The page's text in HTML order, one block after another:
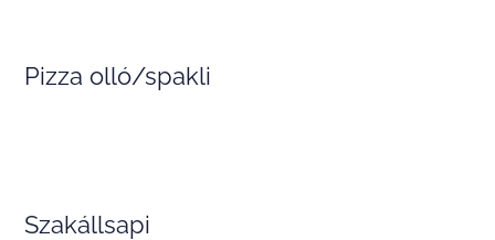
Pizza olló/spakli
Szakállsapi